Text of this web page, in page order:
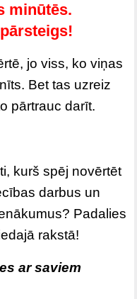
minūtēs.
jo viss, ko viņas
Bet tas uzreiz
pārtrauc darīt.
kurš spēj novērtēt
darbus un
Padalies
rakstā!
ar saviem